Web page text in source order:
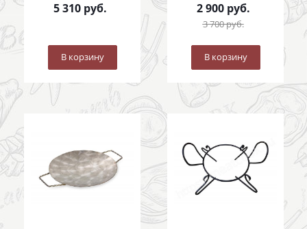
5 310руб.
В корзину
2 900руб.
3 700руб.
В корзину